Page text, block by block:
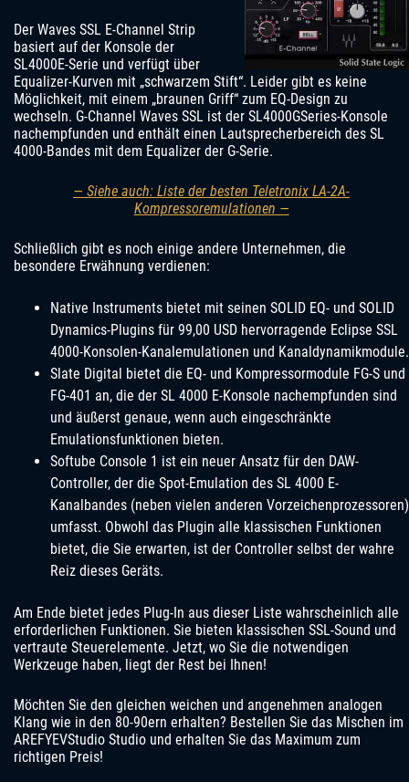
Der Waves SSL E-Channel Strip
basiert auf der Konsole der
SL4000E-Serie und verfügt über
Equalizer-Kurven mit „schwarzem Stift“. Leider gibt es keine
Möglichkeit, mit einem „braunen Griff“ zum EQ-Design zu
wechseln. G-Channel Waves SSL ist der SL4000GSeries-Konsole
nachempfunden und enthält einen Lautsprecherbereich des SL
4000-Bandes mit dem Equalizer der G-Serie.
— Siehe auch: Liste der besten Teletronix LA-2A-
Kompressoremulationen —
Schließlich gibt es noch einige andere Unternehmen, die
besondere Erwähnung verdienen:
Native Instruments bietet mit seinen SOLID EQ- und SOLID
Dynamics-Plugins für 99,00 USD hervorragende Eclipse SSL
4000-Konsolen-Kanalemulationen und Kanaldynamikmodule.
Slate Digital bietet die EQ- und Kompressormodule FG-S und
FG-401 an, die der SL 4000 E-Konsole nachempfunden sind
und äußerst genaue, wenn auch eingeschränkte
Emulationsfunktionen bieten.
Softube Console 1 ist ein neuer Ansatz für den DAW-
Controller, der die Spot-Emulation des SL 4000 E-
Kanalbandes (neben vielen anderen Vorzeichenprozessoren)
umfasst. Obwohl das Plugin alle klassischen Funktionen
bietet, die Sie erwarten, ist der Controller selbst der wahre
Reiz dieses Geräts.
Am Ende bietet jedes Plug-In aus dieser Liste wahrscheinlich alle
erforderlichen Funktionen. Sie bieten klassischen SSL-Sound und
vertraute Steuerelemente. Jetzt, wo Sie die notwendigen
Werkzeuge haben, liegt der Rest bei Ihnen!
Möchten Sie den gleichen weichen und angenehmen analogen
Klang wie in den 80-90ern erhalten? Bestellen Sie das Mischen im
AREFYEVStudio Studio und erhalten Sie das Maximum zum
richtigen Preis!